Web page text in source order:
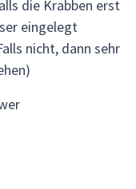
die Krabben erst
eingelegt
nicht, dann sehr